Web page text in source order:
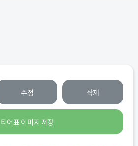
수정 삭제
티어표 이미지 저장